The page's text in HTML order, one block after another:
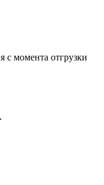
с момента отгрузки